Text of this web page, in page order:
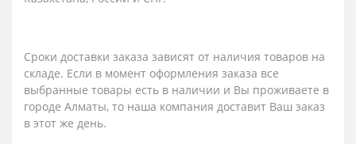
Сроки доставки заказа зависят от наличия товаров на
складе. Если в момент оформления заказа все
выбранные товары есть в наличии и Вы проживаете в
городе Алматы, то наша компания доставит Ваш заказ
в этот же день.